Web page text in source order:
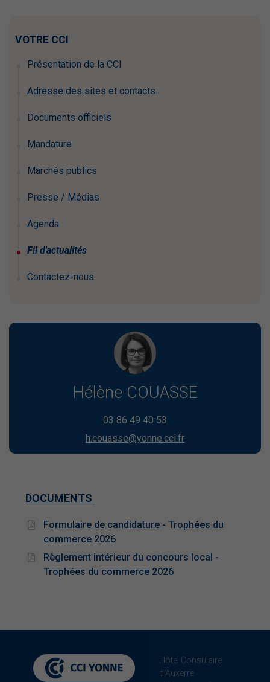
VOTRE CCI
Présentation de la CCI
Adresse des sites et contacts
Documents officiels
Mandature
Marchés publics
Presse / Médias
Agenda
Fil d'actualités
Contactez-nous
Hélène COUASSE
03 86 49 40 53
h.couasse@yonne.cci.fr
DOCUMENTS
Formulaire de candidature - Trophées du
commerce 2026
Règlement intérieur du concours local -
Trophées du commerce 2026
Hôtel Consulaire
d'Auxerre